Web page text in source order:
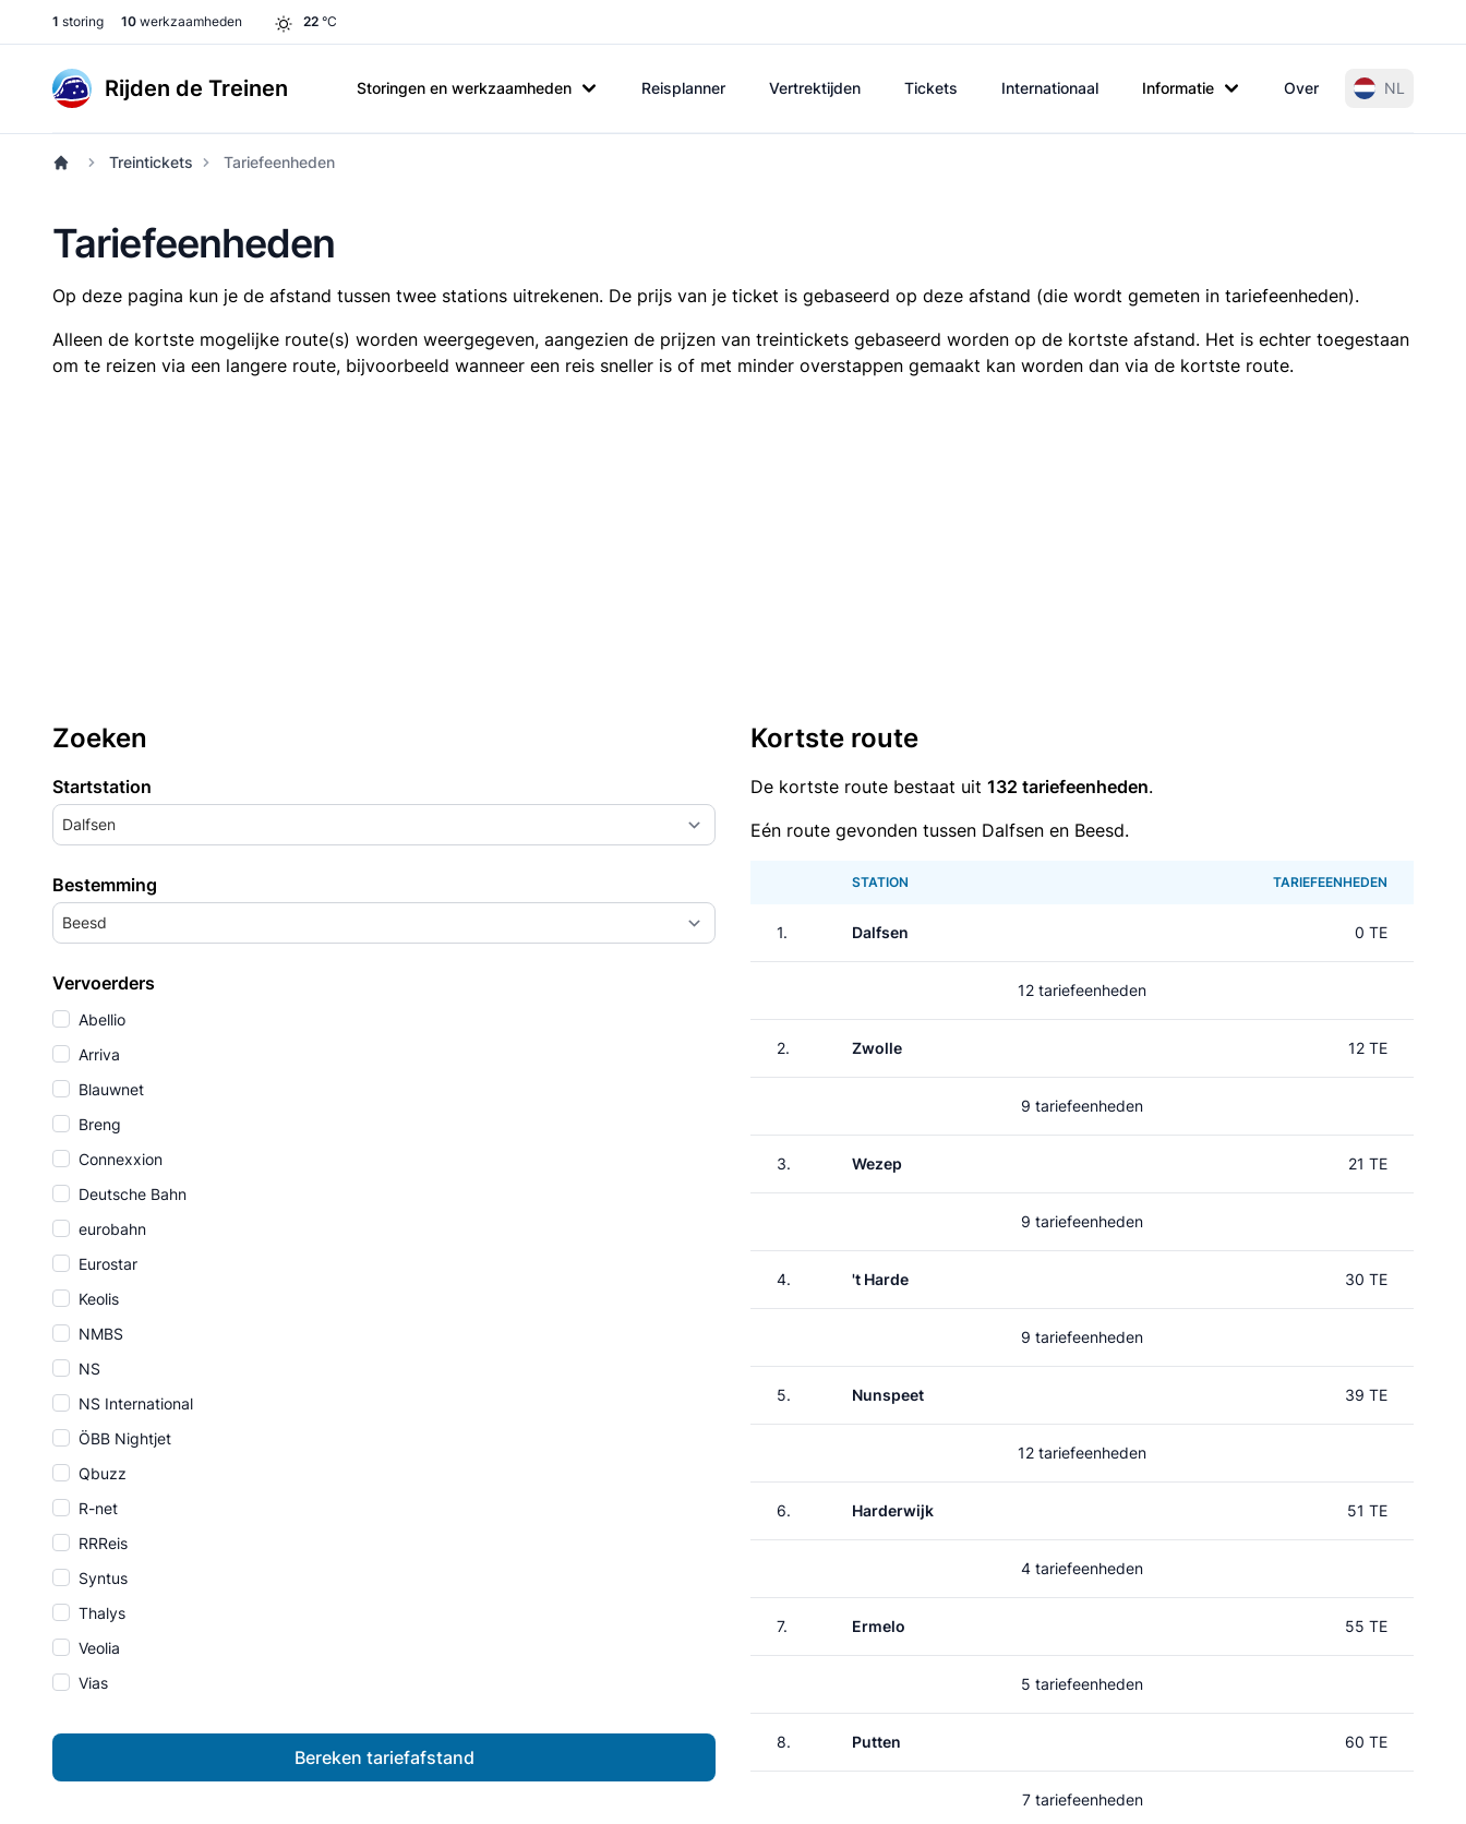
1 storing 10 werkzaamheden 22 °C
Rijden de Treinen Storingen en werkzaamheden Reisplanner Vertrektijden Tickets Internationaal Informatie Over NL
Treintickets Tariefeenheden
Tariefeenheden
Op deze pagina kun je de afstand tussen twee stations uitrekenen. De prijs van je ticket is gebaseerd op deze afstand (die wordt gemeten in tariefeenheden).
Alleen de kortste mogelijke route(s) worden weergegeven, aangezien de prijzen van treintickets gebaseerd worden op de kortste afstand. Het is echter toegestaan
om te reizen via een langere route, bijvoorbeeld wanneer een reis sneller is of met minder overstappen gemaakt kan worden dan via de kortste route.
Zoeken
Startstation
Dalfsen
Bestemming
Beesd
Vervoerders
Abellio
Arriva
Blauwnet
Breng
Connexxion
Deutsche Bahn
eurobahn
Eurostar
Keolis
NMBS
NS
NS International
ÖBB Nightjet
Qbuzz
R-net
RRReis
Syntus
Thalys
Veolia
Vias
Bereken tariefafstand
Kortste route
De kortste route bestaat uit 132 tariefeenheden.
Eén route gevonden tussen Dalfsen en Beesd.
STATION TARIEFEENHEDEN
1. Dalfsen 0 TE
12 tariefeenheden
2. Zwolle 12 TE
9 tariefeenheden
3. Wezep 21 TE
9 tariefeenheden
4. 't Harde 30 TE
9 tariefeenheden
5. Nunspeet 39 TE
12 tariefeenheden
6. Harderwijk 51 TE
4 tariefeenheden
7. Ermelo 55 TE
5 tariefeenheden
8. Putten 60 TE
7 tariefeenheden